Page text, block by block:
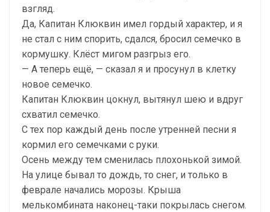
взгляд.
Да, Капитан Клюквин имел гордый характер, и я
не стал с ним спорить, сдался, бросил семечко в
кормушку. Клёст мигом разгрыз его.
— А теперь ещё, — сказал я и просунул в клетку
новое семечко.
Капитан Клюквин цокнул, вытянул шею и вдруг
схватил семечко.
С тех пор каждый день после утренней песни я
кормил его семечками с руки.
Осень между тем сменилась плохонькой зимой.
На улице бывал то дождь, то снег, и только в
феврале начались морозы. Крыша
мелькомбината наконец-таки покрылась снегом.